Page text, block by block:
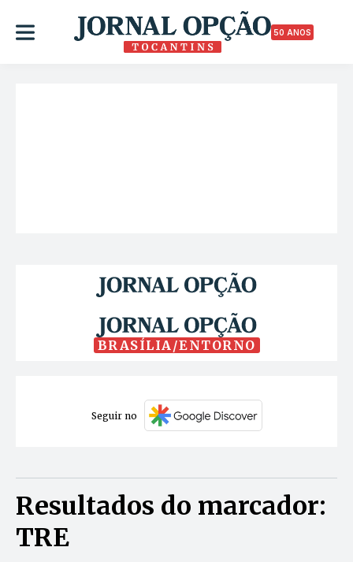
50 ANOS
BRASÍLIA/ENTORNO
Seguir no
Resultados do marcador:
TRE